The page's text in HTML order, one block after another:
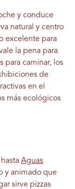
y conduce
natural y centro
excelente para
la pena para
para caminar, los
de
en el
más ecológicos
Aguas
y animado que
sirve pizzas